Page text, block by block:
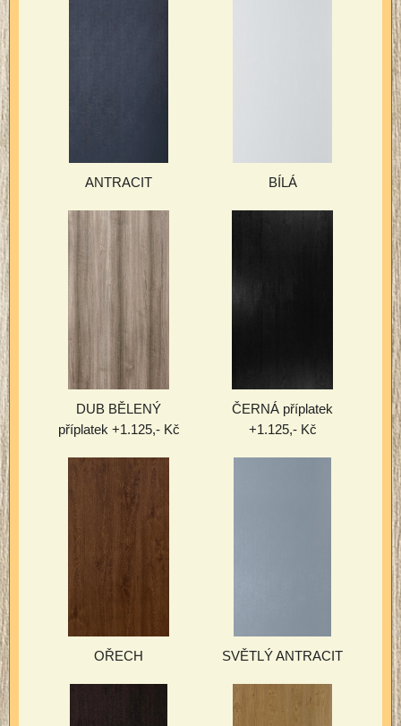
ANTRACIT BÍLÁ
DUB BĚLENÝ
příplatek +1.125,- Kč
ČERNÁ příplatek
+1.125,- Kč
OŘECH SVĚTLÝ ANTRACIT